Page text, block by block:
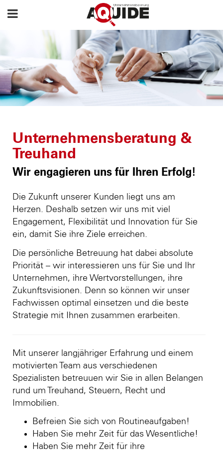
Unternehmensberatung &
Treuhand
Wir engagieren uns für Ihren Erfolg!
Die Zukunft unserer Kunden liegt uns am
Herzen. Deshalb setzen wir uns mit viel
Engagement, Flexibilität und Innovation für Sie
ein, damit Sie ihre Ziele erreichen.
Die persönliche Betreuung hat dabei absolute
Priorität – wir interessieren uns für Sie und Ihr
Unternehmen, ihre Wertvorstellungen, ihre
Zukunftsvisionen. Denn so können wir unser
Fachwissen optimal einsetzen und die beste
Strategie mit Ihnen zusammen erarbeiten.
Mit unserer langjähriger Erfahrung und einem
motivierten Team aus verschiedenen
Spezialisten betreuuen wir Sie in allen Belangen
rund um Treuhand, Steuern, Recht und
Immobilien.
Befreien Sie sich von Routineaufgaben!
Haben Sie mehr Zeit für das Wesentliche!
Haben Sie mehr Zeit für ihre